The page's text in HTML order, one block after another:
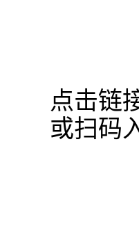
点击链
或扫码